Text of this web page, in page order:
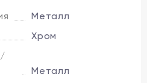
Металл
Хром
Металл